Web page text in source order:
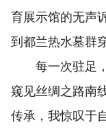
育展示馆的无声
到都兰热水墓群
每一次驻足，
窥见丝绸之路南
传承，我惊叹于